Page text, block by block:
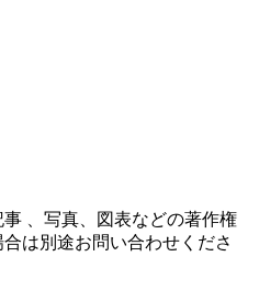
、写真、図表などの著作権
は別途お問い合わせくださ